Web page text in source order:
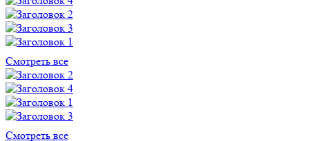
Смотреть все
Смотреть все